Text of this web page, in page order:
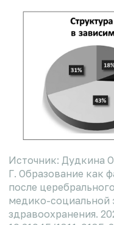
Источник: Дудкина
Г. Образование как
после
медико-социальной
здравоохранения.